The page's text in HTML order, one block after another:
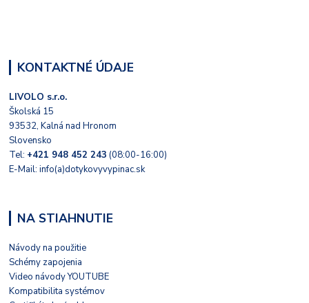
KONTAKTNÉ ÚDAJE
LIVOLO s.r.o.
Školská 15
93532, Kalná nad Hronom
Slovensko
Tel: +421 948 452 243 (08:00-16:00)
E-Mail: info(a)dotykovyvypinac.sk
NA STIAHNUTIE
Návody na použitie
Schémy zapojenia
Video návody YOUTUBE
Kompatibilita systémov